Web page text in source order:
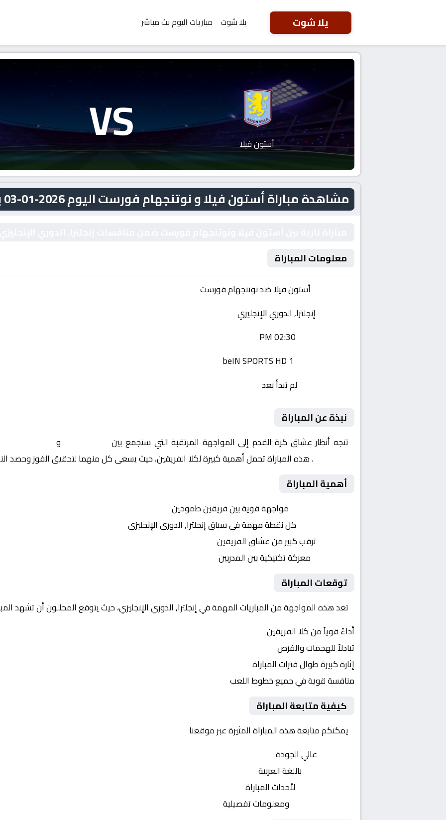
يلا شوت يلا شوت مباريات اليوم بث مباشر
أستون فيلا VS
مشاهدة مباراة أستون فيلا و نوتنجهام فورست اليوم 2026-01-03 بث مباشر
معلومات المباراة
أستون فيلا ضد نوتنجهام فورست
إنجلترا, الدوري الإنجليزي
لم تبدأ بعد
نبذة عن المباراة
تتجه أنظار عشاق كرة القدم إلى المواجهة المرتقبة التي ستجمع بين و
. هذه المباراة تحمل أهمية كبيرة لكلا الفريقين، حيث يسعى كل منهما لتحقيق الفوز وحصد
أهمية المباراة
مواجهة قوية بين فريقين طموحين
كل نقطة مهمة في سباق إنجلترا, الدوري الإنجليزي
ترقب كبير من عشاق الفريقين
معركة تكتيكية بين المدربين
توقعات المباراة
تعد هذه المواجهة من المباريات المهمة في إنجلترا, الدوري الإنجليزي، حيث يتوقع المحللون أن تشهد
أداءً قوياً من كلا الفريقين
تبادلاً للهجمات والفرص
إثارة كبيرة طوال فترات المباراة
منافسة قوية في جميع خطوط اللعب
كيفية متابعة المباراة
يمكنكم متابعة هذه المباراة المثيرة عبر موقعنا
عالي الجودة
باللغة العربية
لأحداث المباراة
ومعلومات تفصيلية